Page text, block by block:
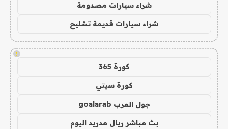
شراء سيارات مصدومة
شراء سيارات قديمة تشليح
!
كورة 365
كورة سيتي
جول العرب goalarab
بث مباشر ريال مدريد اليوم